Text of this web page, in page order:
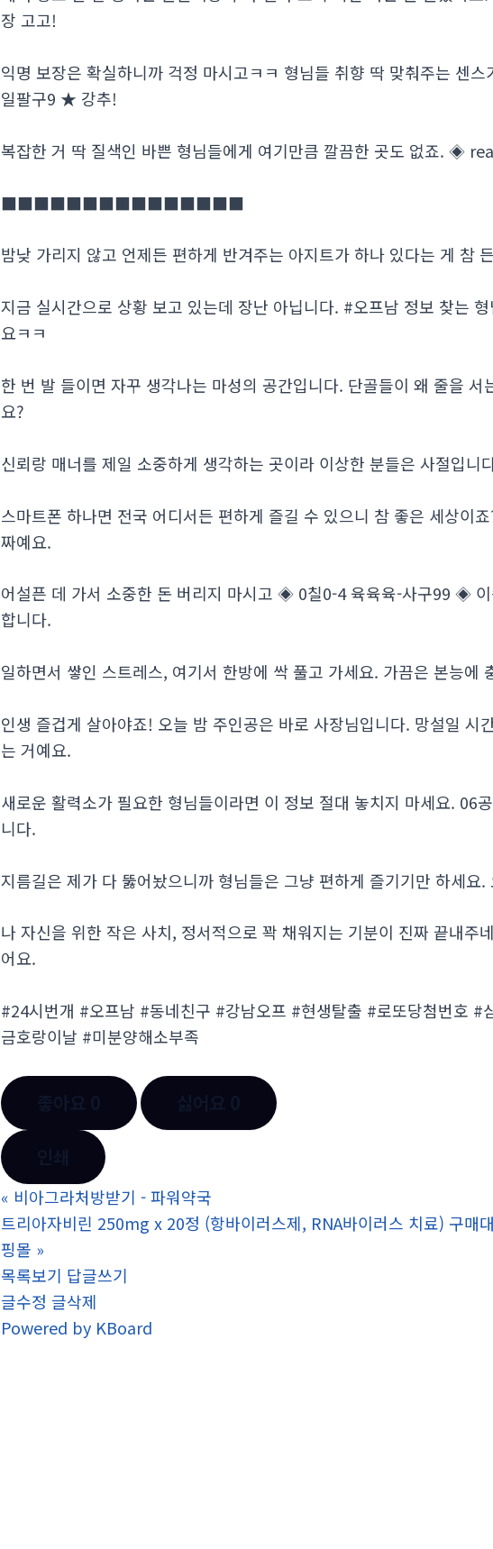
장 고고!
익명 보장은 확실하니까 걱정 마시고ㅋㅋ 형님들 취향 딱 맞춰주는 센
일팔구9 ★ 강추!
복잡한 거 딱 질색인 바쁜 형님들에게 여기만큼 깔끔한 곳도 없죠. ◈
■■■■■■■■■■■■■■■
밤낮 가리지 않고 언제든 편하게 반겨주는 아지트가 하나 있다는 게 참
지금 실시간으로 상황 보고 있는데 장난 아닙니다. #오프남 정보 찾는
요ㅋㅋ
한 번 발 들이면 자꾸 생각나는 마성의 공간입니다. 단골들이 왜 줄을 서
요?
신뢰랑 매너를 제일 소중하게 생각하는 곳이라 이상한 분들은 사절입
스마트폰 하나면 전국 어디서든 편하게 즐길 수 있으니 참 좋은 세상이
짜예요.
어설픈 데 가서 소중한 돈 버리지 마시고 ◈ 0칠0-4 육육육-사구99 ◈
합니다.
일하면서 쌓인 스트레스, 여기서 한방에 싹 풀고 가세요. 가끔은 본능에
인생 즐겁게 살아야죠! 오늘 밤 주인공은 바로 사장님입니다. 망설일 시
는 거예요.
새로운 활력소가 필요한 형님들이라면 이 정보 절대 놓치지 마세요. 06
니다.
지름길은 제가 다 뚫어놨으니까 형님들은 그냥 편하게 즐기기만 하세요
나 자신을 위한 작은 사치, 정서적으로 꽉 채워지는 기분이 진짜 끝내주
어요.
#24시번개 #오프남 #동네친구 #강남오프 #현생탈출 #로또당첨번호 #
금호랑이날 #미분양해소부족
« 비아그라처방받기 - 파워약국
트리아자비린 250mg x 20정 (항바이러스제, RNA바이러스 치료) 구매
핑몰 »
목록보기 답글쓰기
글수정 글삭제
Powered by KBoard